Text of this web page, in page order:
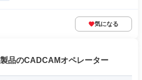
気になる
品のCADCAMオペレーター